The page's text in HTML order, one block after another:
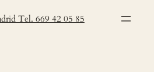
Tel. 669 42 05 85